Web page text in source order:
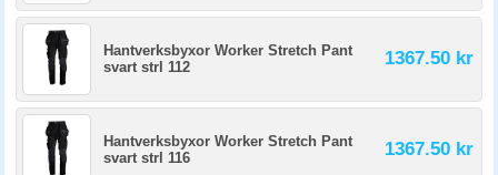
Hantverksbyxor Worker Stretch Pant
svart strl 112
1367.50 kr
Hantverksbyxor Worker Stretch Pant
svart strl 116
1367.50 kr